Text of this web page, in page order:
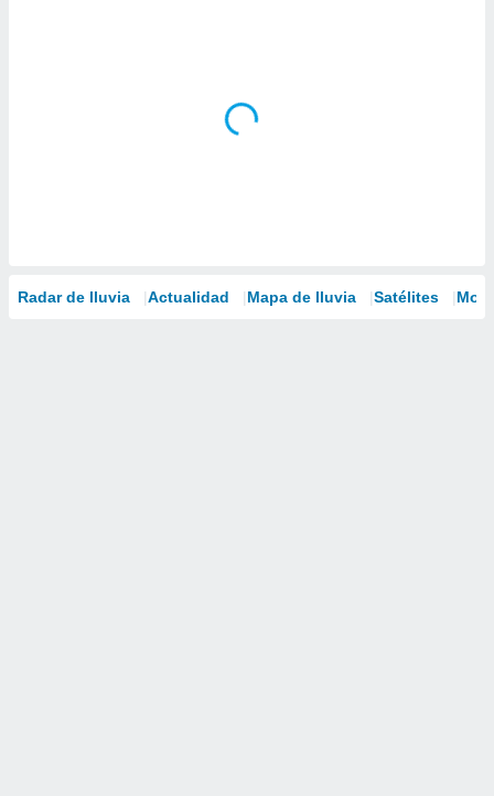
Radar de lluvia Actualidad Mapa de lluvia Satélites